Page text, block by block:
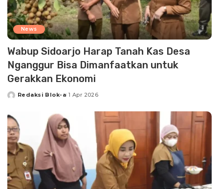
News
Wabup Sidoarjo Harap Tanah Kas Desa
Nganggur Bisa Dimanfaatkan untuk
Gerakkan Ekonomi
Posted
Redaksi Blok-a 1 Apr 2026